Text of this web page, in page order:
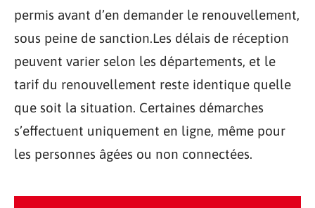
permis avant d’en demander le renouvellement,
sous peine de sanction.Les délais de réception
peuvent varier selon les départements, et le
tarif du renouvellement reste identique quelle
que soit la situation. Certaines démarches
s’effectuent uniquement en ligne, même pour
les personnes âgées ou non connectées.